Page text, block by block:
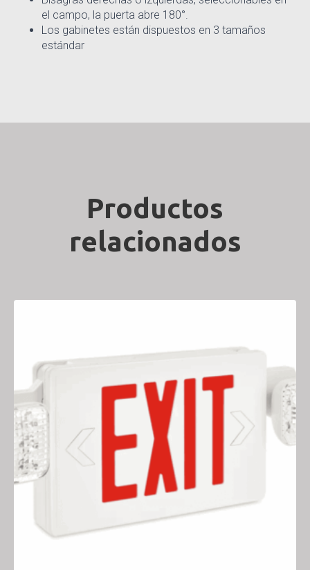
el campo, la puerta abre 180°.
Los gabinetes están dispuestos en 3 tamaños
estándar
Productos
relacionados